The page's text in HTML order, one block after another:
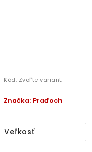
Kód: Zvoľte variant
Značka: Praďoch
Veľkosť